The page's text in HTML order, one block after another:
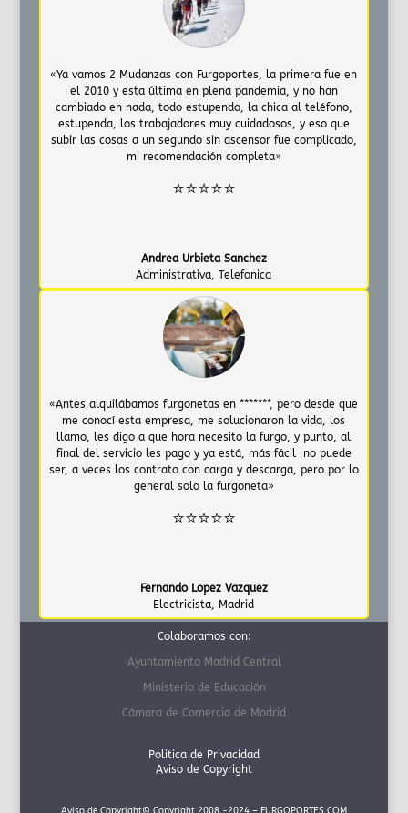
«Ya vamos 2 Mudanzas con Furgoportes, la primera fue en
el 2010 y esta última en plena pandemia, y no han
cambiado en nada, todo estupendo, la chica al teléfono,
estupenda, los trabajadores muy cuidadosos, y eso que
subir las cosas a un segundo sin ascensor fue complicado,
mi recomendación completa»
⭐⭐⭐⭐⭐
Andrea Urbieta Sanchez
Administrativa
Telefonica
«Antes alquilábamos furgonetas en *******, pero desde que
me conocí esta empresa, me solucionaron la vida, los
llamo, les digo a que hora necesito la furgo, y punto, al
final del servicio les pago y ya está, más fácil no puede
ser, a veces los contrato con carga y descarga, pero por lo
general solo la furgoneta»
⭐⭐⭐⭐⭐
Fernando Lopez Vazquez
Electricista
Madrid
Colaboramos con:
Ayuntamiento Madrid Central
Ministerio de Educación
Cámara de Comercio de Madrid
Politica de Privacidad
Aviso de Copyright